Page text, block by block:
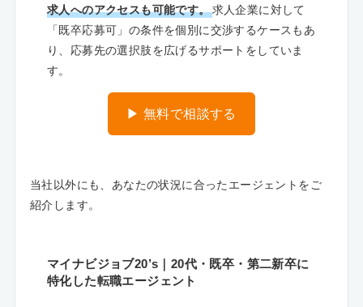
求人へのアクセスも可能です。求人企業に対して
「既卒応募可」の条件を個別に交渉するケースもあ
り、応募先の選択肢を広げるサポートをしていま
す。
▶ 無料で相談する
当社以外にも、あなたの状況に合ったエージェントをご
紹介します。
マイナビジョブ20’s｜20代・既卒・第二新卒に
特化した転職エージェント